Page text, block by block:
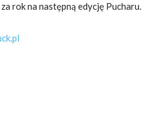
rok na następną edycję Pucharu.